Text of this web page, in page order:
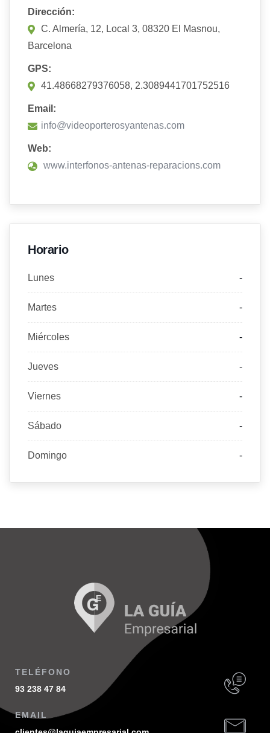
Dirección:
C. Almería, 12, Local 3, 08320 El Masnou,
Barcelona
GPS:
41.48668279376058, 2.3089441701752516
Email:
info@videoporterosyantenas.com
Web:
www.interfonos-antenas-reparacions.com
Horario
Lunes -
Martes -
Miércoles -
Jueves -
Viernes -
Sábado -
Domingo -
TELÉFONO
93 238 47 84
EMAIL